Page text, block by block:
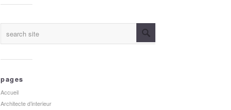
pages
Accueil
Architecte d’interieur